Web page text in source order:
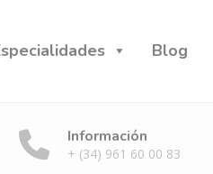
Blog
Información
+ (34) 961 60 00 83